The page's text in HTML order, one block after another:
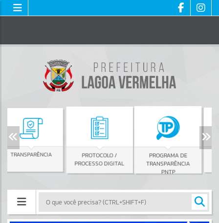
PROTOCOLO /
PROCESSO DIGITAL
PROGRAMA DE
TRANSPARÊNCIA
PNTP
CONSULTA
PROTOCOLO